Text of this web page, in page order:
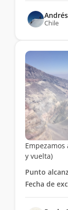
Chile
y vuelta)
Punto
Fecha de